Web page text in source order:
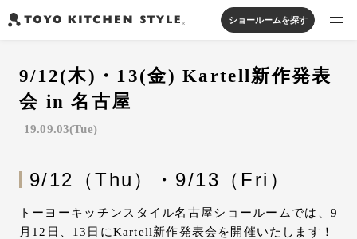
オープンキッチン
製品を探す
システムキッチン
実例から探す
ジャーナルを読む
ショールームを探す
9/12(木)・13(金) Kartell新作発表
会 in 名古屋
19.09.03(Tue)
9/12（Thu）・9/13（Fri）
トーヨーキッチンスタイル名古屋ショールームでは、9
月12日、13日にKartell新作発表会を開催いたします！